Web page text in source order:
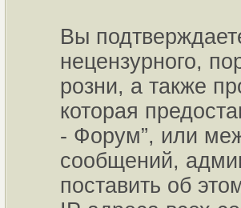
Вы
нецензурного,
розни, а также
которая
- Форум”, или
сообщений,
поставить об